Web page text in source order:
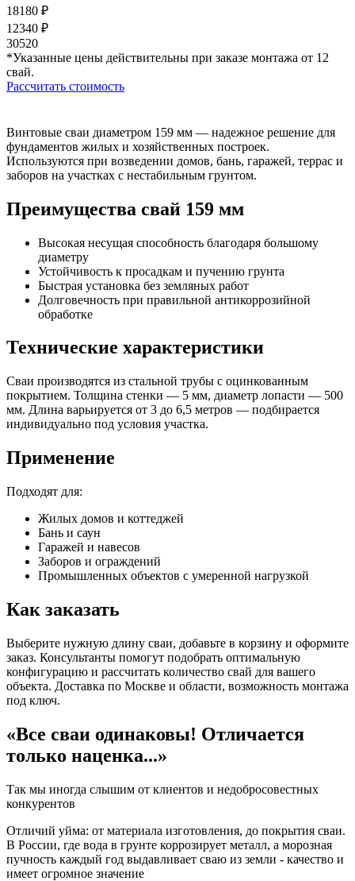
18180 ₽
12340 ₽
30520
*Указанные цены действительны при заказе монтажа от 12
свай.
Рассчитать стоимость
Винтовые сваи диаметром 159 мм — надежное решение для
фундаментов жилых и хозяйственных построек.
Используются при возведении домов, бань, гаражей, террас и
заборов на участках с нестабильным грунтом.
Преимущества свай 159 мм
Высокая несущая способность благодаря большому
диаметру
Устойчивость к просадкам и пучению грунта
Быстрая установка без земляных работ
Долговечность при правильной антикоррозийной
обработке
Технические характеристики
Сваи производятся из стальной трубы с оцинкованным
покрытием. Толщина стенки — 5 мм, диаметр лопасти — 500
мм. Длина варьируется от 3 до 6,5 метров — подбирается
индивидуально под условия участка.
Применение
Подходят для:
Жилых домов и коттеджей
Бань и саун
Гаражей и навесов
Заборов и ограждений
Промышленных объектов с умеренной нагрузкой
Как заказать
Выберите нужную длину сваи, добавьте в корзину и оформите
заказ. Консультанты помогут подобрать оптимальную
конфигурацию и рассчитать количество свай для вашего
объекта. Доставка по Москве и области, возможность монтажа
под ключ.
«Все сваи одинаковы! Отличается
только наценка...»
Так мы иногда слышим от клиентов и недобросовестных
конкурентов
Отличий уйма: от материала изготовления, до покрытия сваи.
В России, где вода в грунте коррозирует металл, а морозная
пучность каждый год выдавливает сваю из земли - качество и
имеет огромное значение